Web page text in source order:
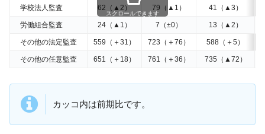
学校法人監査 62（▲2） 79（▲1） 41（▲3）
労働組合監査 24（▲1） 7（±0） 13（▲2）
その他の法定監査 559（＋31） 723（＋76） 588（＋5）
その他の任意監査 651（＋18） 761（＋36） 735（▲72）
スクロールできます
カッコ内は前期比です。